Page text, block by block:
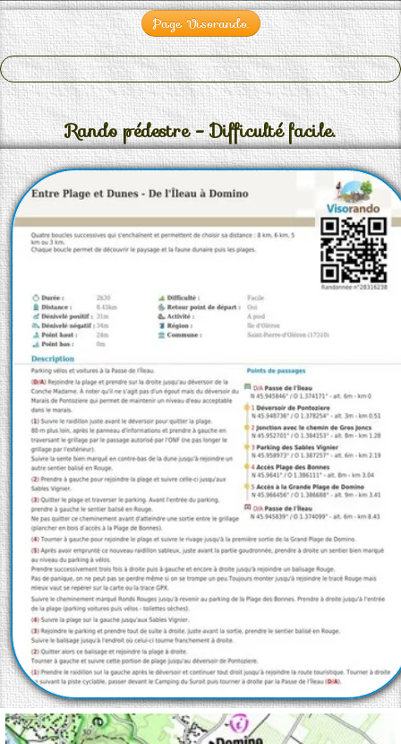
Page Visorando.
Rando pédestre - Difficulté facile.